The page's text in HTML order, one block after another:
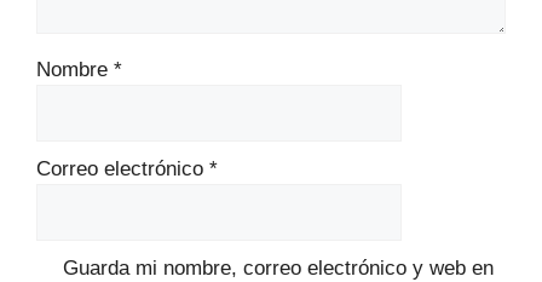
Nombre *
Correo electrónico *
Guarda mi nombre, correo electrónico y web en